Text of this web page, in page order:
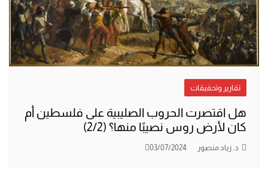
تقارير وتحقيقات
هل اقتصرت الحروب الصليبية على فلسطين أم
كان لأرض روس نصيبًا منها؟ (2/2)
د. زياد منصور 03/07/2024